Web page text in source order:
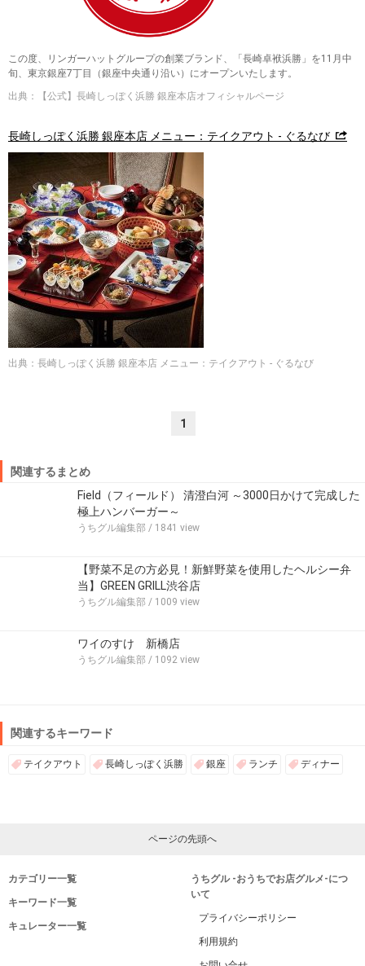
この度、リンガーハットグループの創業ブランド、「長崎卓袱浜勝」を11月中
旬、東京銀座7丁目（銀座中央通り沿い）にオープンいたします。
出典：【公式】長崎しっぽく浜勝 銀座本店オフィシャルページ
長崎しっぽく浜勝 銀座本店 メニュー：テイクアウト - ぐるなび
出典：長崎しっぽく浜勝 銀座本店 メニュー：テイクアウト - ぐるなび
1
関連するまとめ
Field（フィールド） 清澄白河 ～3000日かけて完成した
極上ハンバーガー～
うちグル編集部 / 1841 view
【野菜不足の方必見！新鮮野菜を使用したヘルシー弁
当】GREEN GRILL渋谷店
うちグル編集部 / 1009 view
ワイのすけ 新橋店
うちグル編集部 / 1092 view
関連するキーワード
テイクアウト 長崎しっぽく浜勝 銀座 ランチ ディナー
ページの先頭へ
カテゴリー一覧
キーワード一覧
キュレーター一覧
うちグル -おうちでお店グルメ-につ
いて
プライバシーポリシー
利用規約